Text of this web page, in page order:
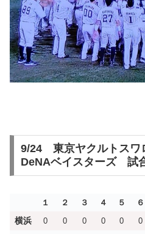
9/24 東京ヤクルトス
DeNAベイスターズ 試
１ ２ ３ ４ ５ ６
横浜 0 0 0 0 0 0